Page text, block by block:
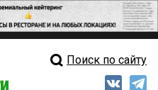
Свежий выпускПоиск по сайту